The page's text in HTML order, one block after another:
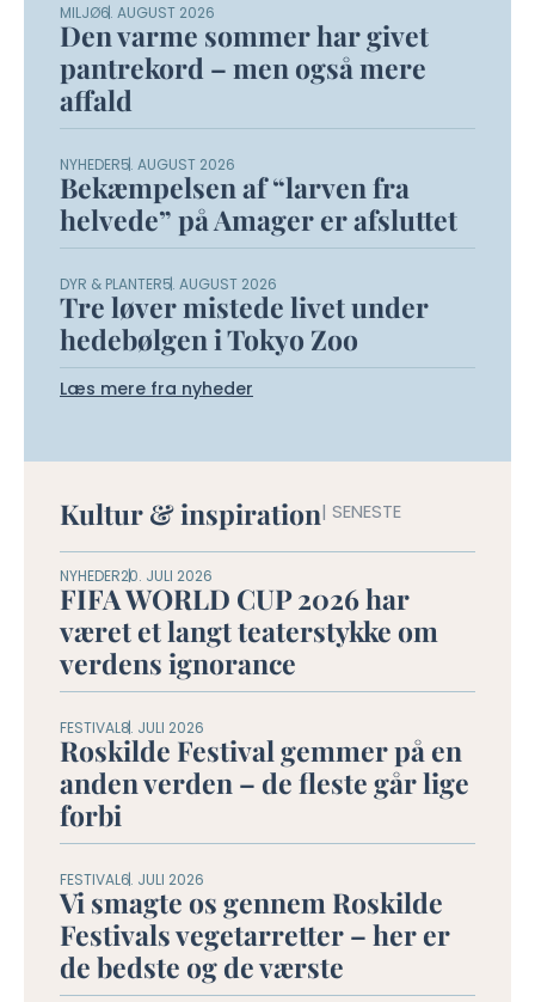
MILJØ6. AUGUST 2026
Den varme sommer har givet
pantrekord – men også mere
affald
NYHEDER5. AUGUST 2026
Bekæmpelsen af “larven fra
helvede” på Amager er afsluttet
DYR & PLANTER5. AUGUST 2026
Tre løver mistede livet under
hedebølgen i Tokyo Zoo
Læs mere fra nyheder
Kultur & inspiration| SENESTE
NYHEDER20. JULI 2026
FIFA WORLD CUP 2026 har
været et langt teaterstykke om
verdens ignorance
FESTIVAL8. JULI 2026
Roskilde Festival gemmer på en
anden verden – de fleste går lige
forbi
FESTIVAL6. JULI 2026
Vi smagte os gennem Roskilde
Festivals vegetarretter – her er
de bedste og de værste